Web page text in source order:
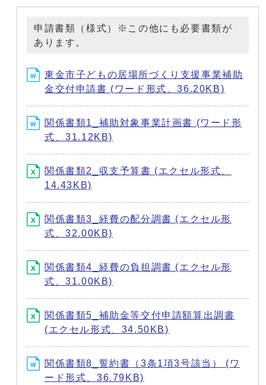
申請書類（様式）※この他にも必要書類が
あります。
東金市子どもの居場所づくり支援事業補助
金交付申請書 (ワード形式、36.20KB)
関係書類1_補助対象事業計画書 (ワード形
式、31.12KB)
関係書類2_収支予算書 (エクセル形式、
14.43KB)
関係書類3_経費の配分調書 (エクセル形
式、32.00KB)
関係書類4_経費の負担調書 (エクセル形
式、31.00KB)
関係書類5_補助金等交付申請額算出調書
(エクセル形式、34.50KB)
関係書類8_誓約書（3条1項3号該当） (ワ
ード形式、36.79KB)